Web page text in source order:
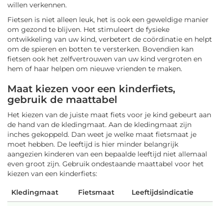
willen verkennen.
Fietsen is niet alleen leuk, het is ook een geweldige manier
om gezond te blijven. Het stimuleert de fysieke
ontwikkeling van uw kind, verbetert de coördinatie en helpt
om de spieren en botten te versterken. Bovendien kan
fietsen ook het zelfvertrouwen van uw kind vergroten en
hem of haar helpen om nieuwe vrienden te maken.
Maat kiezen voor een kinderfiets,
gebruik de maattabel
Het kiezen van de juiste maat fiets voor je kind gebeurt aan
de hand van de kledingmaat. Aan de kledingmaat zijn
inches gekoppeld. Dan weet je welke maat fietsmaat je
moet hebben. De leeftijd is hier minder belangrijk
aangezien kinderen van een bepaalde leeftijd niet allemaal
even groot zijn. Gebruik ondestaande maattabel voor het
kiezen van een kinderfiets:
Kledingmaat Fietsmaat Leeftijdsindicatie